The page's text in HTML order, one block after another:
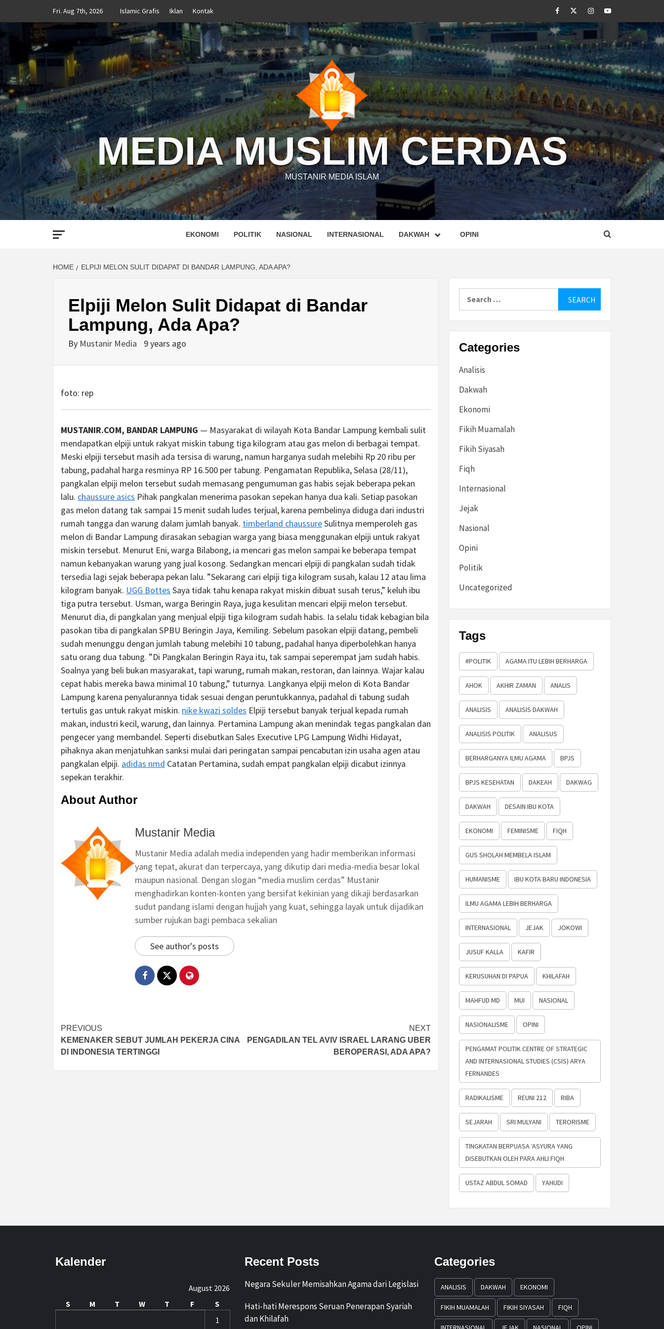
Fri. Aug 7th, 2026 Islamic Grafis Iklan Kontak FacebookTwitterInstagram
Youtube
MEDIA MUSLIM CERDAS
MUSTANIR MEDIA ISLAM
EKONOMI POLITIK NASIONAL INTERNASIONAL DAKWAH OPINI
HOME ELPIJI MELON SULIT DIDAPAT DI BANDAR LAMPUNG, ADA APA?
Elpiji Melon Sulit Didapat di Bandar
Lampung, Ada Apa?
By Mustanir Media 9 years ago
foto: rep
MUSTANIR.COM, BANDAR LAMPUNG — Masyarakat di wilayah Kota Bandar Lampung kembali sulit
mendapatkan elpiji untuk rakyat miskin tabung tiga kilogram atau gas melon di berbagai tempat.
Meski elpiji tersebut masih ada tersisa di warung, namun harganya sudah melebihi Rp 20 ribu per
tabung, padahal harga resminya RP 16.500 per tabung. Pengamatan Republika, Selasa (28/11),
pangkalan elpiji melon tersebut sudah memasang pengumuman gas habis sejak beberapa pekan
lalu. chaussure asics Pihak pangkalan menerima pasokan sepekan hanya dua kali. Setiap pasokan
gas melon datang tak sampai 15 menit sudah ludes terjual, karena pembelinya diduga dari industri
rumah tangga dan warung dalam jumlah banyak. timberland chaussureSulitnya memperoleh gas
melon di Bandar Lampung dirasakan sebagian warga yang biasa menggunakan elpiji untuk rakyat
miskin tersebut. Menurut Eni, warga Bilabong, ia mencari gas melon sampai ke beberapa tempat
namun kebanyakan warung yang jual kosong. Sedangkan mencari elpiji di pangkalan sudah tidak
tersedia lagi sejak beberapa pekan lalu. ”Sekarang cari elpiji tiga kilogram susah, kalau 12 atau lima
kilogram banyak. UGG Bottes Saya tidak tahu kenapa rakyat miskin dibuat susah terus,” keluh ibu
tiga putra tersebut. Usman, warga Beringin Raya, juga kesulitan mencari elpiji melon tersebut.
Menurut dia, di pangkalan yang menjual elpiji tiga kilogram sudah habis. Ia selalu tidak kebagian bila
pasokan tiba di pangkalan SPBU Beringin Jaya, Kemiling. Sebelum pasokan elpiji datang, pembeli
sudah menunggu dengan jumlah tabung melebihi 10 tabung, padahal hanya diperbolehkan hanya
satu orang dua tabung. ”Di Pangkalan Beringin Raya itu, tak sampai seperempat jam sudah habis.
Soalnya yang beli bukan masyarakat, tapi warung, rumah makan, restoran, dan lainnya. Wajar kalau
cepat habis mereka bawa minimal 10 tabung,” tuturnya. Langkanya elpiji melon di Kota Bandar
Lampung karena penyalurannya tidak sesuai dengan peruntukkannya, padahal di tabung sudah
tertulis gas untuk rakyat miskin. nike kwazi soldes Elpiji tersebut banyak terjual kepada rumah
makan, industri kecil, warung, dan lainnya. Pertamina Lampung akan menindak tegas pangkalan dan
pengecer yang membandel. Seperti disebutkan Sales Executive LPG Lampung Widhi Hidayat,
pihaknya akan menjatuhkan sanksi mulai dari peringatan sampai pencabutan izin usaha agen atau
pangkalan elpiji. adidas nmd Catatan Pertamina, sudah empat pangkalan elpiji dicabut izinnya
sepekan terakhir.
About Author
Mustanir Media
Mustanir Media adalah media independen yang hadir memberikan informasi
yang tepat, akurat dan terpercaya, yang dikutip dari media-media besar lokal
maupun nasional. Dengan slogan “media muslim cerdas” Mustanir
menghadirkan konten-konten yang bersifat kekinian yang dikaji berdasarkan
sudut pandang islami dengan hujjah yang kuat, sehingga layak untuk dijadikan
sumber rujukan bagi pembaca sekalian
See author's posts
Post
navigation
PREVIOUS
KEMENAKER SEBUT JUMLAH PEKERJA CINA
DI INDONESIA TERTINGGI
NEXT
PENGADILAN TEL AVIV ISRAEL LARANG UBER
BEROPERASI, ADA APA?
Categories
Analisis
Dakwah
Ekonomi
Fikih Muamalah
Fikih Siyasah
Fiqh
Internasional
Jejak
Nasional
Opini
Politik
Uncategorized
Tags
#POLITIK AGAMA ITU LEBIH BERHARGA
AHOK AKHIR ZAMAN ANALIS
ANALISIS ANALISIS DAKWAH
ANALISIS POLITIK ANALISUS
BERHARGANYA ILMU AGAMA BPJS
BPJS KESEHATAN DAKEAH DAKWAG
DAKWAH DESAIN IBU KOTA
EKONOMI FEMINISME FIQH
GUS SHOLAH MEMBELA ISLAM
HUMANISME IBU KOTA BARU INDONESIA
ILMU AGAMA LEBIH BERHARGA
INTERNASIONAL JEJAK JOKOWI
JUSUF KALLA KAFIR
KERUSUHAN DI PAPUA KHILAFAH
MAHFUD MD MUI NASIONAL
NASIONALISME OPINI
PENGAMAT POLITIK CENTRE OF STRATEGIC
AND INTERNASIONAL STUDIES (CSIS) ARYA
FERNANDES
RADIKALISME REUNI 212 RIBA
SEJARAH SRI MULYANI TERORISME
TINGKATAN BERPUASA ‘ASYURA YANG
DISEBUTKAN OLEH PARA AHLI FIQH
USTAZ ABDUL SOMAD YAHUDI
Kalender
August 2026
S
M T W T F
S
1
Recent Posts
Negara Sekuler Memisahkan Agama dari Legislasi
Hati-hati Merespons Seruan Penerapan Syariah
dan Khilafah
Categories
ANALISIS DAKWAH EKONOMI
FIKIH MUAMALAH FIKIH SIYASAH FIQH